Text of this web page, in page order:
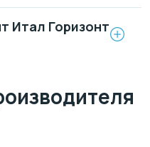
Итал Горизонт